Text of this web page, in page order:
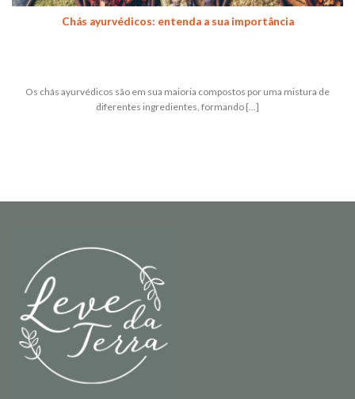
Chás ayurvédicos: entenda a sua importância
Os chás ayurvédicos são em sua maioria compostos por uma mistura de
diferentes ingredientes, formando [...]